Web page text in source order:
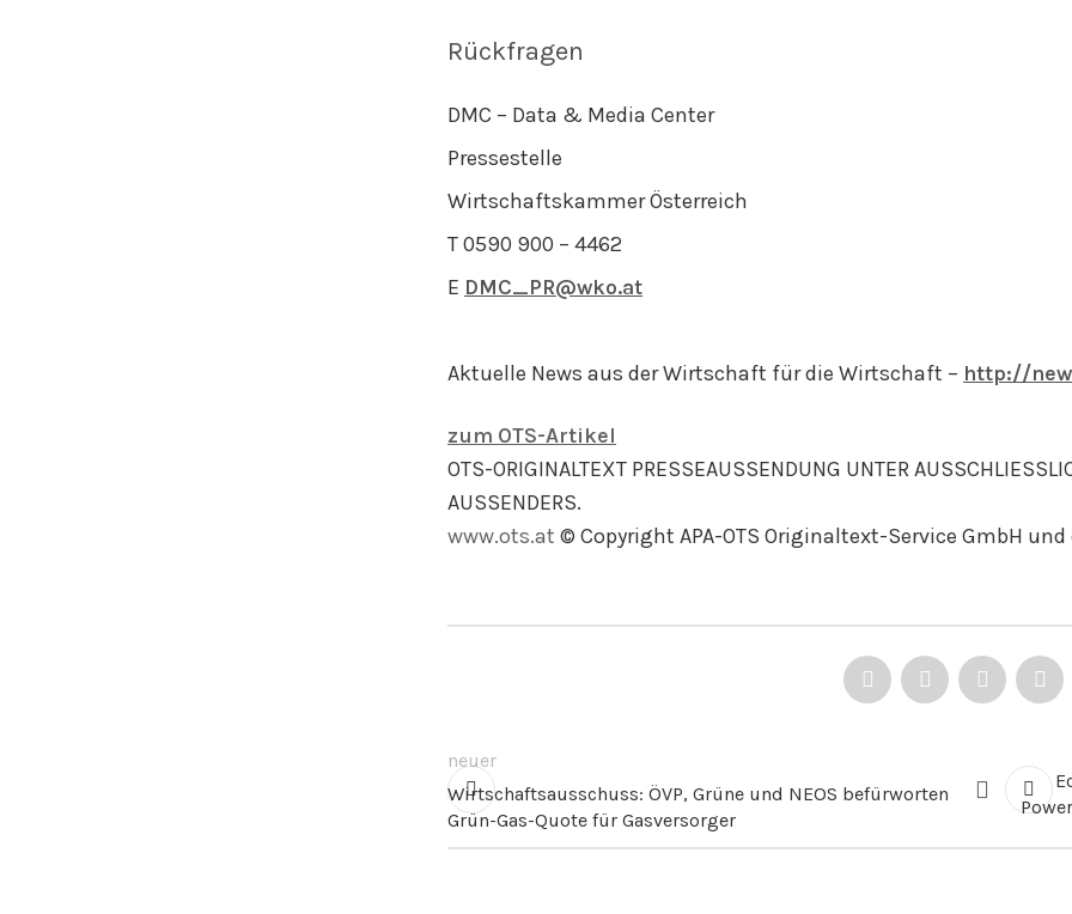
Rückfragen
DMC – Data & Media Center
Pressestelle
Wirtschaftskammer Österreich
T 0590 900 – 4462
E DMC_PR@wko.at
Aktuelle News aus der Wirtschaft für die Wirtschaft – http://
zum OTS-Artikel
OTS-ORIGINALTEXT PRESSEAUSSENDUNG UNTER
AUSSENDERS.
www.ots.at © Copyright APA-OTS Originaltext-Service GmbH
neuer
Wirtschaftsausschuss: ÖVP, Grüne und NEOS befürworten
Grün-Gas-Quote für Gasversorger